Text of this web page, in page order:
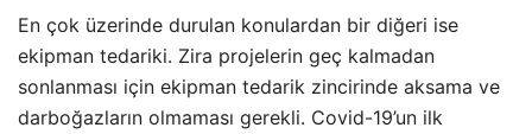
En çok üzerinde durulan konulardan bir diğeri ise
ekipman tedariki. Zira projelerin geç kalmadan
sonlanması için ekipman tedarik zincirinde aksama ve
darboğazların olmaması gerekli. Covid-19’un ilk